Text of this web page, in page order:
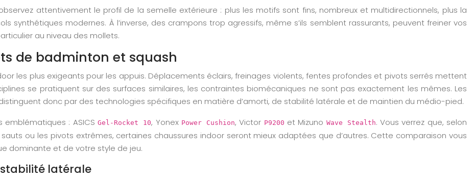
attentivement le profil de la semelle extérieure : plus les motifs sont fins, nombreux et multidirectionnels, plus la
synthétiques modernes. À l’inverse, des crampons trop agressifs, même s’ils semblent rassurants, peuvent freiner vos
au niveau des mollets.
de badminton et squash
les plus exigeants pour les appuis. Déplacements éclairs, freinages violents, fentes profondes et pivots serrés mettent
se pratiquent sur des surfaces similaires, les contraintes biomécaniques ne sont pas exactement les mêmes. Les
donc par des technologies spécifiques en matière d’amorti, de stabilité latérale et de maintien du médio-pied.
: ASICS Gel-Rocket 10, Yonex Power Cushion, Victor P9200 et Mizuno Wave Stealth. Vous verrez que, selon
ou les pivots extrêmes, certaines chaussures indoor seront mieux adaptées que d’autres. Cette comparaison vous
dominante et de votre style de jeu.
stabilité latérale